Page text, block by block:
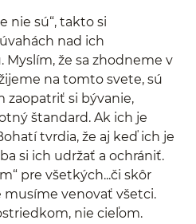
nie sú“, takto si
nad ich
že sa zhodneme v
na tomto svete, sú
zaopatriť si bývanie,
štandard. Ak ich je
tvrdia, že aj keď ich je
si ich udržať a ochrániť.
pre všetkých...či skôr
venovať všetci.
nie cieľom.